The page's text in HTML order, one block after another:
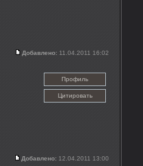
Добавлено: 11.04.2011 16:02
Профиль
Цитировать
Добавлено: 12.04.2011 13:00